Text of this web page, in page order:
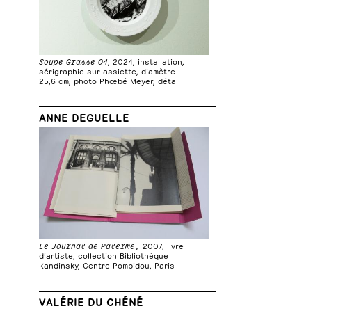
Soupe Grasse 04 , 2024, installation,
sérigraphie sur assiette, diamètre
25,6 cm, photo Phœbé Meyer, détail
ANNE DEGUELLE
Le Journal de Palerme,
2007, livre
d’artiste, collection Bibliothèque
Kandinsky, Centre Pompidou, Paris
VALÉRIE DU CHÉNÉ